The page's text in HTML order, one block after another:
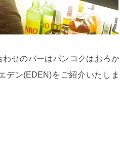
せのバーはバンコクはおろか
デン(EDEN)をご紹介いたしま